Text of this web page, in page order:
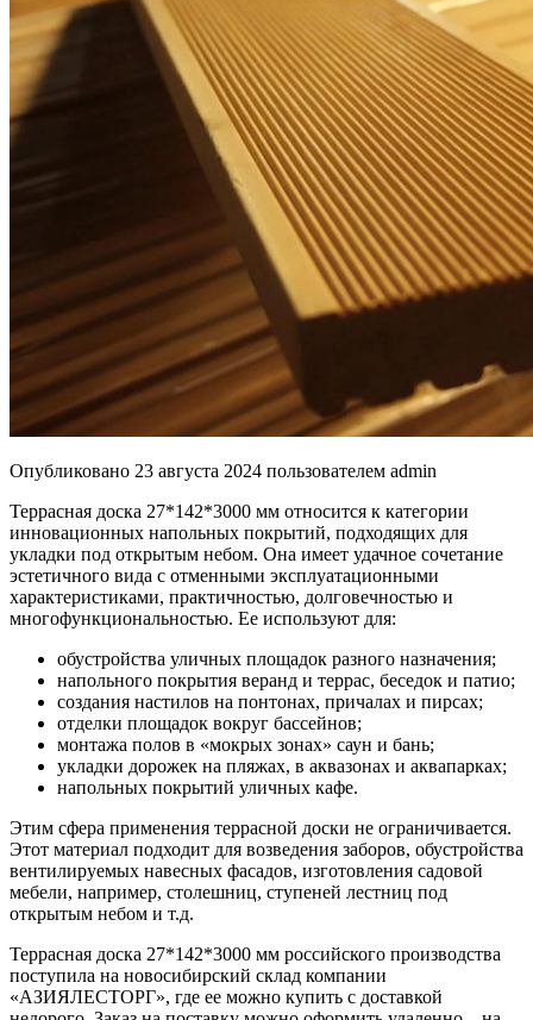
Опубликовано 23 августа 2024 пользователем admin
Террасная доска 27*142*3000 мм относится к категории
инновационных напольных покрытий, подходящих для
укладки под открытым небом. Она имеет удачное сочетание
эстетичного вида с отменными эксплуатационными
характеристиками, практичностью, долговечностью и
многофункциональностью. Ее используют для:
обустройства уличных площадок разного назначения;
напольного покрытия веранд и террас, беседок и патио;
создания настилов на понтонах, причалах и пирсах;
отделки площадок вокруг бассейнов;
монтажа полов в «мокрых зонах» саун и бань;
укладки дорожек на пляжах, в аквазонах и аквапарках;
напольных покрытий уличных кафе.
Этим сфера применения террасной доски не ограничивается.
Этот материал подходит для возведения заборов, обустройства
вентилируемых навесных фасадов, изготовления садовой
мебели, например, столешниц, ступеней лестниц под
открытым небом и т.д.
Террасная доска 27*142*3000 мм российского производства
поступила на новосибирский склад компании
«АЗИЯЛЕСТОРГ», где ее можно купить с доставкой